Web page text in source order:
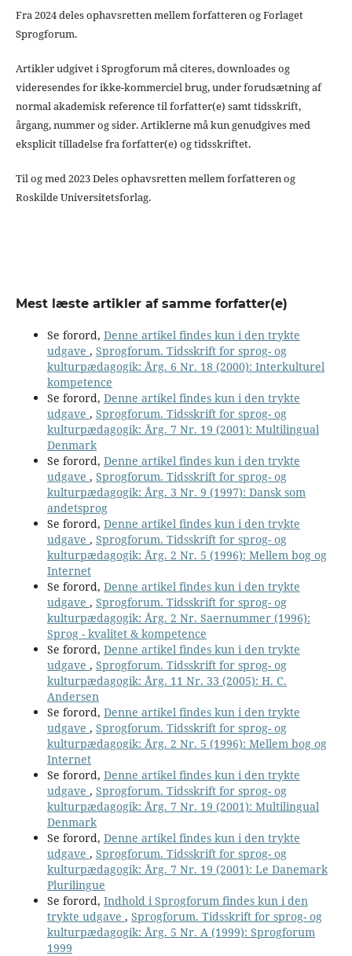
Fra 2024 deles ophavsretten mellem forfatteren og Forlaget
Sprogforum.
Artikler udgivet i Sprogforum må citeres, downloades og
videresendes for ikke-kommerciel brug, under forudsætning af
normal akademisk reference til forfatter(e) samt tidsskrift,
årgang, nummer og sider. Artiklerne må kun genudgives med
eksplicit tilladelse fra forfatter(e) og tidsskriftet.
Til og med 2023 Deles ophavsretten mellem forfatteren og
Roskilde Universitetsforlag.
Mest læste artikler af samme forfatter(e)
Se forord, Denne artikel findes kun i den trykte
udgave , Sprogforum. Tidsskrift for sprog- og
kulturpædagogik: Årg. 6 Nr. 18 (2000): Interkulturel
kompetence
Se forord, Denne artikel findes kun i den trykte
udgave , Sprogforum. Tidsskrift for sprog- og
kulturpædagogik: Årg. 7 Nr. 19 (2001): Multilingual
Denmark
Se forord, Denne artikel findes kun i den trykte
udgave , Sprogforum. Tidsskrift for sprog- og
kulturpædagogik: Årg. 3 Nr. 9 (1997): Dansk som
andetsprog
Se forord, Denne artikel findes kun i den trykte
udgave , Sprogforum. Tidsskrift for sprog- og
kulturpædagogik: Årg. 2 Nr. 5 (1996): Mellem bog og
Internet
Se forord, Denne artikel findes kun i den trykte
udgave , Sprogforum. Tidsskrift for sprog- og
kulturpædagogik: Årg. 2 Nr. Saernummer (1996):
Sprog - kvalitet & kompetence
Se forord, Denne artikel findes kun i den trykte
udgave , Sprogforum. Tidsskrift for sprog- og
kulturpædagogik: Årg. 11 Nr. 33 (2005): H. C.
Andersen
Se forord, Denne artikel findes kun i den trykte
udgave , Sprogforum. Tidsskrift for sprog- og
kulturpædagogik: Årg. 2 Nr. 5 (1996): Mellem bog og
Internet
Se forord, Denne artikel findes kun i den trykte
udgave , Sprogforum. Tidsskrift for sprog- og
kulturpædagogik: Årg. 7 Nr. 19 (2001): Multilingual
Denmark
Se forord, Denne artikel findes kun i den trykte
udgave , Sprogforum. Tidsskrift for sprog- og
kulturpædagogik: Årg. 7 Nr. 19 (2001): Le Danemark
Plurilingue
Se forord, Indhold i Sprogforum findes kun i den
trykte udgave , Sprogforum. Tidsskrift for sprog- og
kulturpædagogik: Årg. 5 Nr. A (1999): Sprogforum
1999